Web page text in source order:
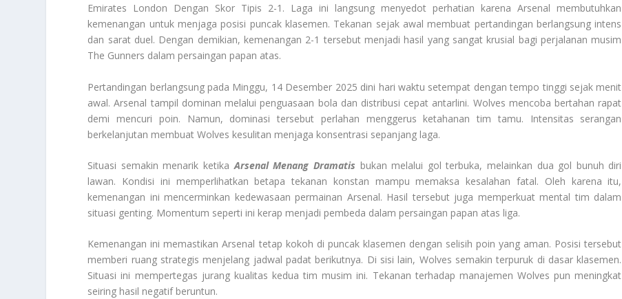
Emirates London Dengan Skor Tipis 2-1. Laga ini langsung menyedot perhatian karena Arsenal membutuhkan
kemenangan untuk menjaga posisi puncak klasemen. Tekanan sejak awal membuat pertandingan berlangsung intens
dan sarat duel. Dengan demikian, kemenangan 2-1 tersebut menjadi hasil yang sangat krusial bagi perjalanan musim
The Gunners dalam persaingan papan atas.
Pertandingan berlangsung pada Minggu, 14 Desember 2025 dini hari waktu setempat dengan tempo tinggi sejak menit
awal. Arsenal tampil dominan melalui penguasaan bola dan distribusi cepat antarlini. Wolves mencoba bertahan rapat
demi mencuri poin. Namun, dominasi tersebut perlahan menggerus ketahanan tim tamu. Intensitas serangan
berkelanjutan membuat Wolves kesulitan menjaga konsentrasi sepanjang laga.
Situasi semakin menarik ketikaArsenal Menang Dramatis bukan melalui gol terbuka, melainkan dua gol bunuh diri
lawan. Kondisi ini memperlihatkan betapa tekanan konstan mampu memaksa kesalahan fatal. Oleh karena itu,
kemenangan ini mencerminkan kedewasaan permainan Arsenal. Hasil tersebut juga memperkuat mental tim dalam
situasi genting. Momentum seperti ini kerap menjadi pembeda dalam persaingan papan atas liga.
Kemenangan ini memastikan Arsenal tetap kokoh di puncak klasemen dengan selisih poin yang aman. Posisi tersebut
memberi ruang strategis menjelang jadwal padat berikutnya. Di sisi lain, Wolves semakin terpuruk di dasar klasemen.
Situasi ini mempertegas jurang kualitas kedua tim musim ini. Tekanan terhadap manajemen Wolves pun meningkat
seiring hasil negatif beruntun.